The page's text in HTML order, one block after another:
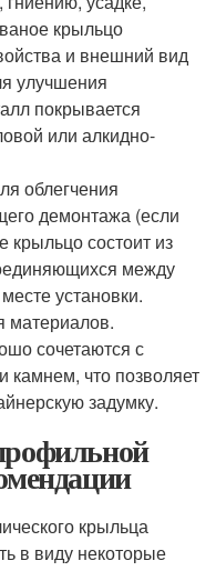
крыльцо
и внешний вид
улучшения
покрывается
или алкидно-
облегчения
демонтажа (если
крыльцо состоит из
между
установки.
материалов.
сочетаются с
камнем, что позволяет
задумку.
крыльца
в виду некоторые